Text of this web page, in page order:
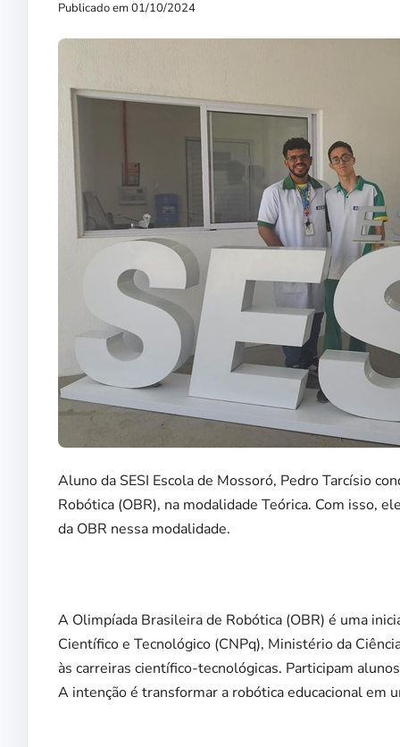
Publicado em 01/10/2024
Aluno da SESI Escola de Mossoró, Pedro Tarcísio
Robótica (OBR), na modalidade Teórica. Com isso,
da OBR nessa modalidade.
A Olimpíada Brasileira de Robótica (OBR) é uma
Científico e Tecnológico (CNPq), Ministério da
às carreiras científico-tecnológicas. Participam
A intenção é transformar a robótica educacional em